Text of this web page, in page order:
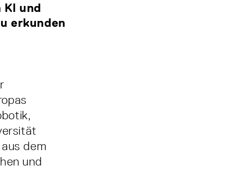
und
erkunden
dem
und